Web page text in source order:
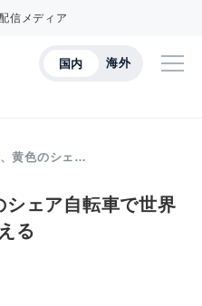
信メディア
国内 海外
黄色のシェ…
ェア自転車で世界
る